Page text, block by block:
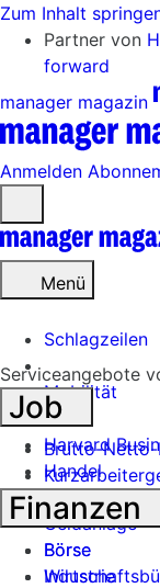
Zum Inhalt
Partner von
forward
manager magazin
Anmelden
öffnen
Menü
Schlagzeilen
Mobilität
Tech
Harvard
Handel
Banken
Geldanlage
Börse
Industrie
Serviceangebote
Job
Brutto-Netto-
Finanzen
Börse